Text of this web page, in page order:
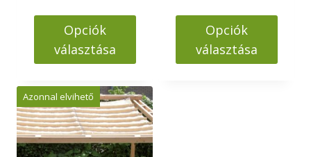
Opciók
választása
a
terméknek
több
variációja
Opciók
választása
Azonnal elvihető